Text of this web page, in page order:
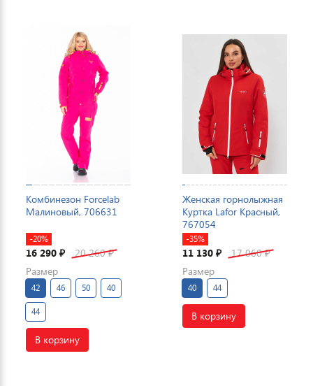
Комбинезон Forcelab
Малиновый, 706631
-20%
16 290 ₽ 20 260₽
Размер
42 46 50 40
44
В корзину
Женская горнолыжная
Куртка Lafor Красный,
767054
-35%
11 130 ₽ 17 060₽
Размер
40 44
В корзину